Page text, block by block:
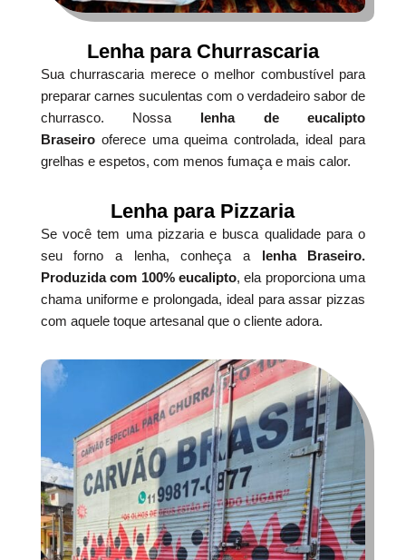
Lenha para Churrascaria
Sua churrascaria merece o melhor combustível para
preparar carnes suculentas com o verdadeiro sabor de
churrasco. Nossa lenha de eucalipto
Braseirooferece uma queima controlada, ideal para
grelhas e espetos, com menos fumaça e mais calor.
Lenha para Pizzaria
Se você tem uma pizzaria e busca qualidade para o
seu forno a lenha, conheça a lenha Braseiro.
Produzida com 100% eucalipto, ela proporciona uma
chama uniforme e prolongada, ideal para assar pizzas
com aquele toque artesanal que o cliente adora.